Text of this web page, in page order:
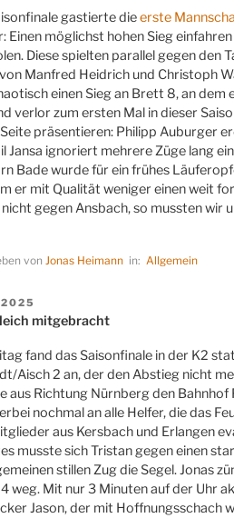
gastierte dieerste
Einen möglichst hohen Sieg
Diese spielten parallel gegen den
Manfred Heidrich und Christoph
einen Sieg an Brett 8, an dem
verlor zum ersten Mal in dieser
präsentieren: Philipp Auburger
Jansa ignoriert mehrere Züge lang
Bade wurde für ein frühes
er mit Qualität weniger einen weit
gegen Ansbach, so mussten wir
von Jonas Heimannin: Allgemein
mitgebracht
fand das Saisonfinale in der K2
Aisch 2 an, der den Abstieg nicht
aus Richtung Nürnberg den
nochmal an alle Helfer, die das
aus Kersbach und Erlangen
musste sich Tristan gegen einen
stillen Zug die Segel. Jonas
weg. Mit nur 3 Minuten auf der Uhr
Jason, der mit Hoffnungsschach